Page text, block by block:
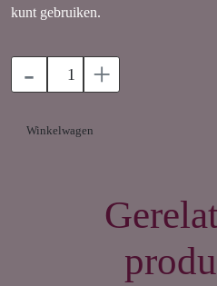
kunt gebruiken.
- +
Winkelwagen